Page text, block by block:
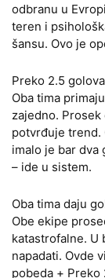
odbranu u
teren i
šansu. Ovo je
Preko 2.5
Oba tima
zajedno.
potvrđuje
imalo je bar dva
– ide u sistem.
Oba tima daju
Obe ekipe
katastrofalne. U
napadati. Ovde
pobeda +